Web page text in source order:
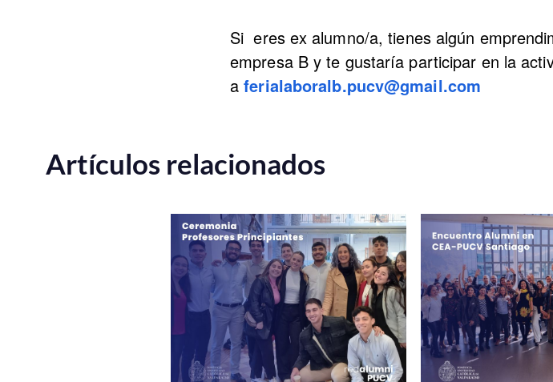
Si eres ex alumno/a, tienes algún
empresa B y te gustaría participar en la
aferialaboralb.pucv@gmail.com
Artículos relacionados